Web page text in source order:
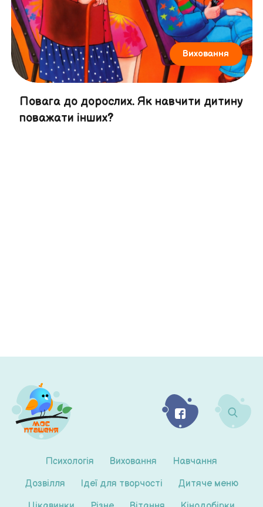
Виховання
Повага до дорослих. Як навчити дитину
поважати інших?
Психологія Виховання
Навчання
Дозвілля
Ідеї для творчості
Дитяче меню